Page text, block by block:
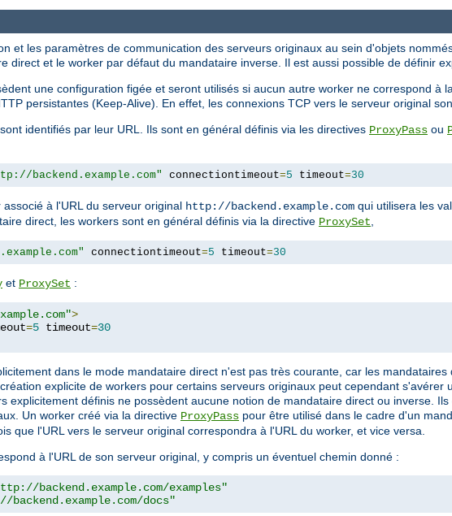
et les paramètres de communication des serveurs originaux au sein d'objets
direct et le worker par défaut du mandataire inverse. Il est aussi possible de définir
une configuration figée et seront utilisés si aucun autre worker ne correspond à
persistantes (Keep-Alive). En effet, les connexions TCP vers le serveur original
identifiés par leur URL. Ils sont en général définis via les directives ProxyPass ou
backend.example.com" connectiontimeout=5 timeout=30
à l'URL du serveur original http://backend.example.com qui utilisera les
direct, les workers sont en général définis via la directive ProxySet
connectiontimeout=5 timeout=30
et ProxySet :
>
=5 timeout=30
dans le mode mandataire direct n'est pas très courante, car les
explicite de workers pour certains serveurs originaux peut cependant s'avérer
explicitement définis ne possèdent aucune notion de mandataire direct ou inverse.
Un worker créé via la directive ProxyPass pour être utilisé dans le cadre d'un
que l'URL vers le serveur original correspondra à l'URL du worker, et vice versa.
à l'URL de son serveur original, y compris un éventuel chemin donné :
backend.example.com/examples"
docs"